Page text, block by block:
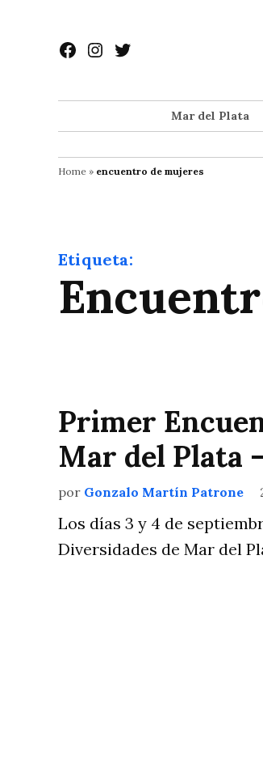
contenido
Facebook
Instagram
Twitter
Mar del Plata
Home » encuentro de mujeres
Etiqueta:
Primer
Mar del Plata
por Gonzalo Martín Patrone
Los días 3 y 4 de
Diversidades de Mar del